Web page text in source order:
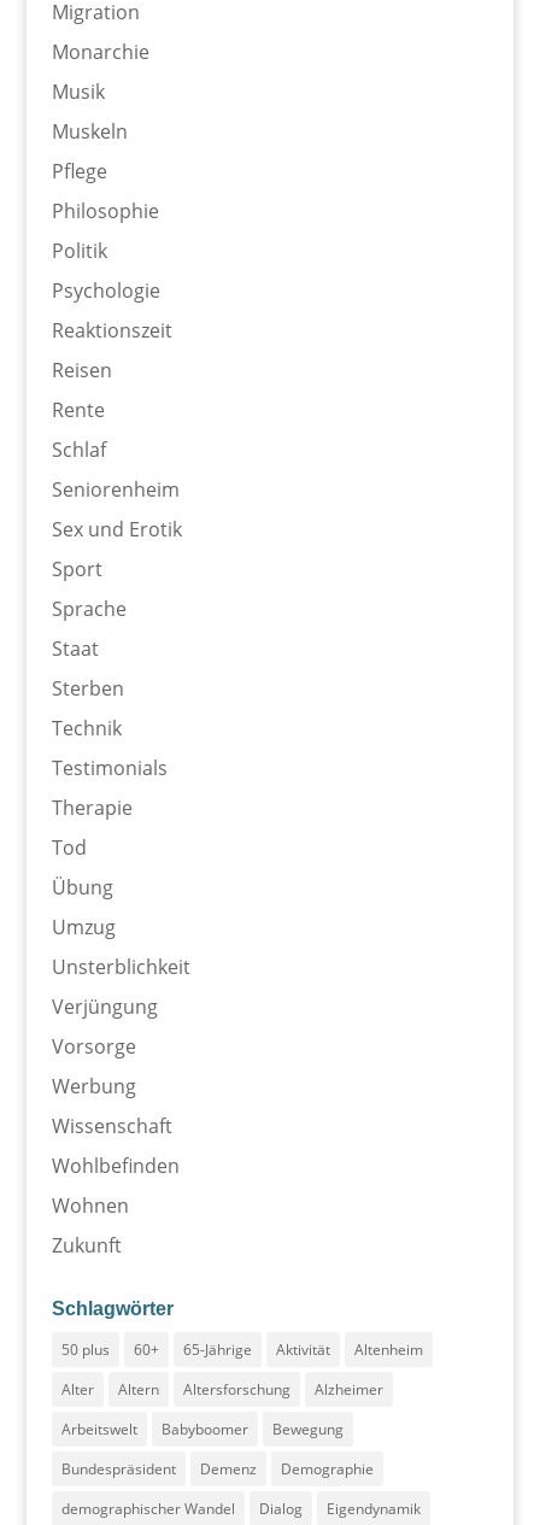
Migration
Monarchie
Musik
Muskeln
Pflege
Philosophie
Politik
Psychologie
Reaktionszeit
Reisen
Rente
Schlaf
Seniorenheim
Sex und Erotik
Sport
Sprache
Staat
Sterben
Technik
Testimonials
Therapie
Tod
Übung
Umzug
Unsterblichkeit
Verjüngung
Vorsorge
Werbung
Wissenschaft
Wohlbefinden
Wohnen
Zukunft
Schlagwörter
50 plus
60+ 65-Jährige Aktivität
Altenheim
Alter
Altern Altersforschung
Alzheimer
Arbeitswelt
Babyboomer
Bewegung
Bundespräsident
Demenz
Demographie
demographischer Wandel
Dialog Eigendynamik